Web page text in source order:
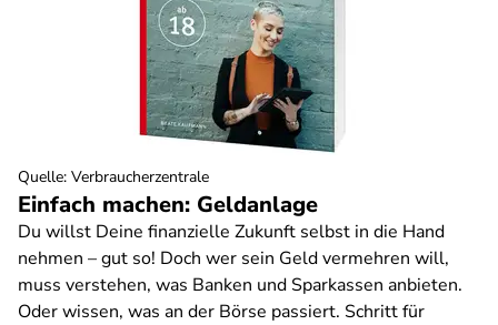
Einfach machen: Geldanlage
Du willst Deine finanzielle Zukunft selbst in die Hand
nehmen – gut so! Doch wer sein Geld vermehren will,
muss verstehen, was Banken und Sparkassen anbieten.
Oder wissen, was an der Börse passiert. Schritt für
Quelle: Verbraucherzentrale